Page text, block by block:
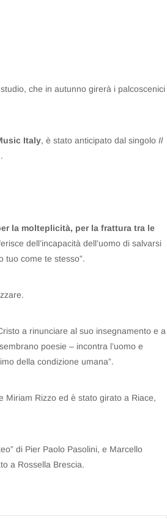
che in autunno girerà i palcoscenici
Italy, è stato anticipato dal singolo Il
la molteplicità, per la frattura tra le
dell’incapacità dell’uomo di salvarsi
tuo come te stesso”.
a rinunciare al suo insegnamento e a
poesie – incontra l’uomo e
della condizione umana”.
Miriam Rizzo ed è stato girato a Riace,
di Pier Paolo Pasolini, e Marcello
a Rossella Brescia.